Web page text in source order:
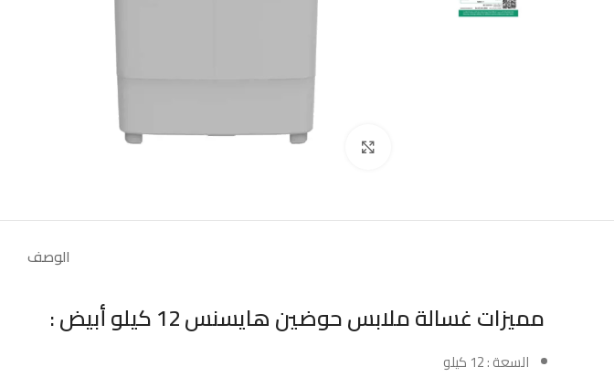
Click to enlarge
الوصف
مميزات غسالة ملابس حوضين هايسنس 12 كيلو أبيض :
السعة : 12 كيلو